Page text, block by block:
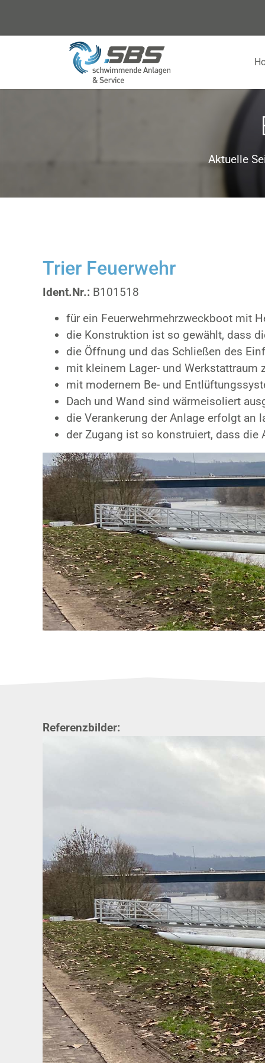
Aktuelle
Trier Feuerwehr
Ident.Nr.: B101518
für ein Feuerwehrmehrzweckboot mit
die Konstruktion ist so gewählt, dass
die Öffnung und das Schließen des
mit kleinem Lager- und Werkstattraum
mit modernem Be- und
Dach und Wand sind wärmeisoliert
die Verankerung der Anlage erfolgt an
der Zugang ist so konstruiert, dass
Referenzbilder: